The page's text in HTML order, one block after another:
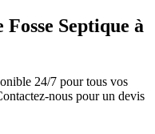
Septique à
24/7 pour tous vos
nous pour un devis